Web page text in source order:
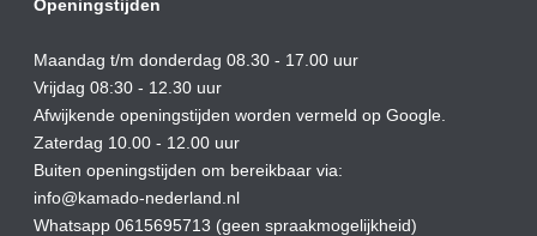
Openingstijden
Maandag t/m donderdag 08.30 - 17.00 uur
Vrijdag 08:30 - 12.30 uur
Afwijkende openingstijden worden vermeld op Google.
Zaterdag 10.00 - 12.00 uur
Buiten openingstijden om bereikbaar via:
info@kamado-nederland.nl
Whatsapp 0615695713 (geen spraakmogelijkheid)